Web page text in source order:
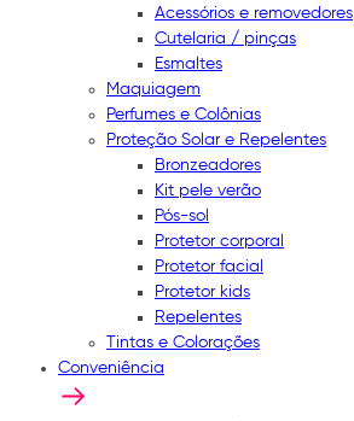
Acessórios e removedores
Cutelaria / pinças
Esmaltes
Maquiagem
Perfumes e Colônias
Proteção Solar e Repelentes
Bronzeadores
Kit pele verão
Pós-sol
Protetor corporal
Protetor facial
Protetor kids
Repelentes
Tintas e Colorações
Conveniência